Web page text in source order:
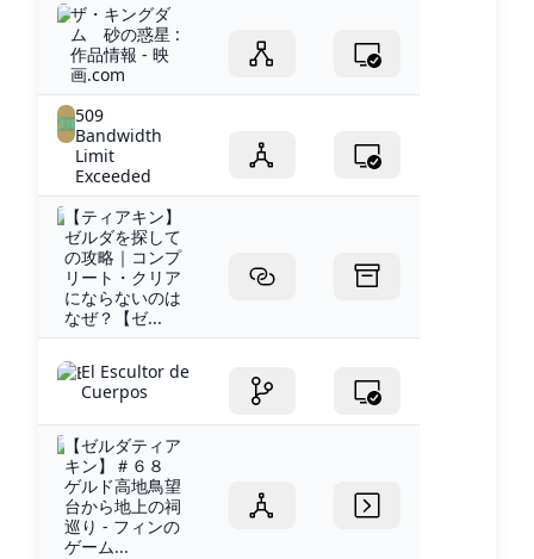
ザ・キングダ
ム 砂の惑星 :
作品情報 - 映
画.com
509
Bandwidth
Limit
Exceeded
【ティアキン】
ゼルダを探して
の攻略｜コンプ
リート・クリア
にならないのは
なぜ？【ゼ...
El Escultor de
Cuerpos
【ゼルダティア
キン】＃６８
ゲルド高地鳥望
台から地上の祠
巡り - フィンの
ゲーム...